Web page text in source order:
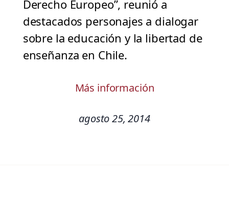
Derecho Europeo”, reunió a
destacados personajes a dialogar
sobre la educación y la libertad de
enseñanza en Chile.
Más información
agosto 25, 2014